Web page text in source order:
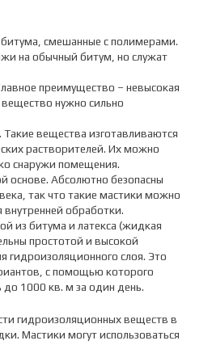
смешанные с полимерами.
на обычный битум, но служат
преимущество – невысокая
нужно сильно
вещества изготавливаются
растворителей. Их можно
снаружи помещения.
основе. Абсолютно безопасны
так что такие мастики можно
внутренней обработки.
из битума и латекса (жидкая
простотой и высокой
гидроизоляционного слоя. Это
с помощью которого
1000 кв. м за один день.
гидроизоляционных веществ в
Мастики могут использоваться